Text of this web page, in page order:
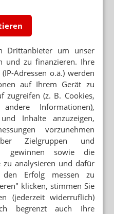
Drittanbieter um unser
und zu finanzieren. Ihre
Adressen o.ä.) werden
auf Ihrem Gerät zu
zugreifen (z. B. Cookies,
Informationen),
Inhalte anzuzeigen,
vorzunehmen
Zielgruppen und
gewinnen sowie die
zu analysieren und dafür
Erfolg messen zu
klicken, stimmen Sie
(jederzeit widerruflich)
begrenzt auch Ihre
TESTET ALARMANLAGE
Center geräumt
Betonfuß
ERWEITERT
mit Messer bedroht
Diebstahl ist